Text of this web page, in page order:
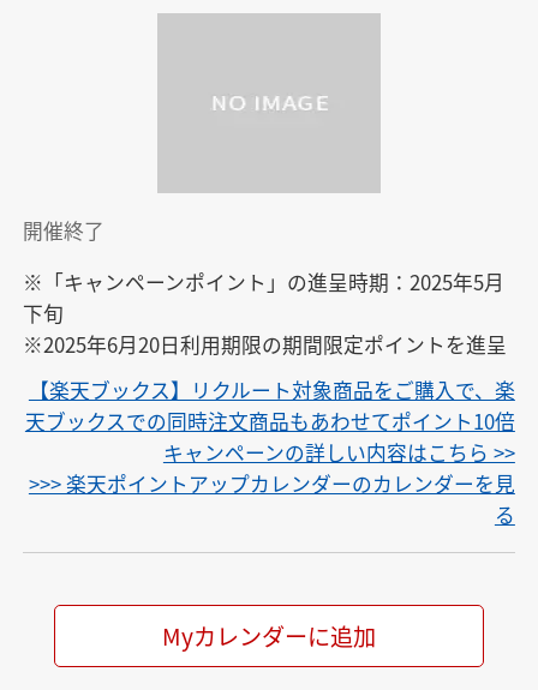
開催終了
※「キャンペーンポイント」の進呈時期：2025年5月
下旬
※2025年6月20日利用期限の期間限定ポイントを進呈
【楽天ブックス】リクルート対象商品をご購入で、楽
天ブックスでの同時注文商品もあわせてポイント10倍
キャンペーンの詳しい内容はこちら >>
>>> 楽天ポイントアップカレンダーのカレンダーを見
る
Myカレンダーに追加